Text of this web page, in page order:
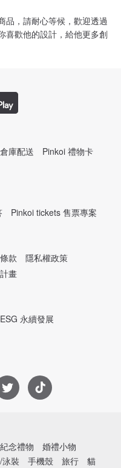
品，請耐心等候，歡迎透過
喜歡他的設計，給他更多創
庫配送
Pinkoi 禮物卡
Pinkoi tickets 售票專案
款
隱私權政策
畫
ESG 永續發展
紀念禮物
婚禮小物
裝 手機殼 旅行 貓